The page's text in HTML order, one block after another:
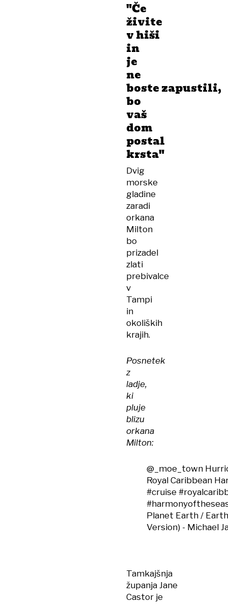
"Če
živite
v hiši
in
je
ne
boste zapustili,
bo
vaš
dom
postal
krsta"
Dvig
morske
gladine
zaradi
orkana
Milton
bo
prizadel
zlati
prebivalce
v
Tampi
in
okoliških
krajih.
Posnetek
z
ladje,
ki
pluje
blizu
orkana
Milton:
@_moe_town
Royal Caribbean
#cruise
Planet Earth /
Version) - Michael
Tamkajšnja
županja Jane
Castor je